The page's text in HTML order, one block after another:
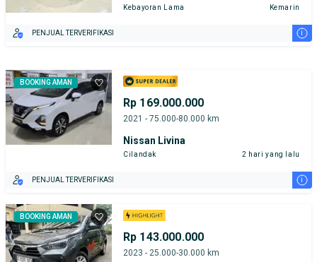
Kebayoran Lama Kemarin
PENJUAL TERVERIFIKASI i
BOOKING AMAN
Rp 169.000.000
2021 - 75.000-80.000 km
Nissan Livina
Cilandak 2 hari yang lalu
PENJUAL TERVERIFIKASI i
BOOKING AMAN
Rp 143.000.000
2023 - 25.000-30.000 km